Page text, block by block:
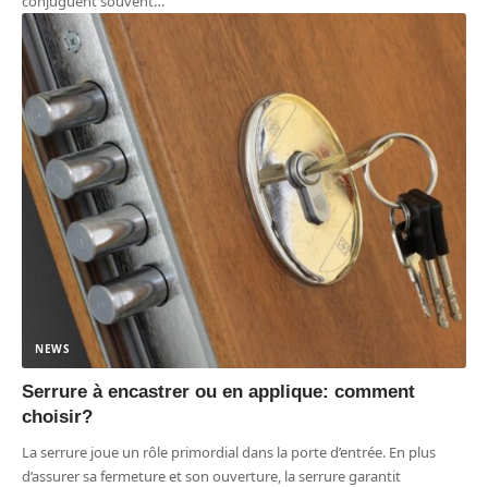
NEWS
Serrure à encastrer ou en applique: comment
choisir?
La serrure joue un rôle primordial dans la porte d’entrée. En plus
d’assurer sa fermeture et son ouverture, la serrure garantit